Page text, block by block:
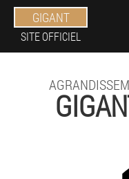
GIGANT
SITE OFFICIEL